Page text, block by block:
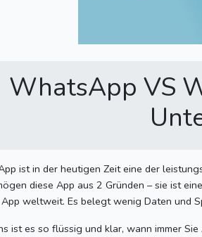
WhatsApp VS
ist in der heutigen Zeit eine der
diese App aus 2 Gründen – sie ist
weltweit. Es belegt wenig Daten und
ist es so flüssig und klar, wann immer